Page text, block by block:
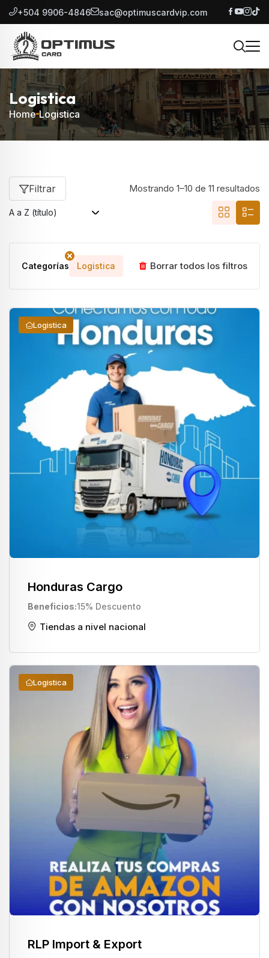
+504 9906-4846 sac@optimuscardvip.com
Logistica
Home Logistica
Filtrar Mostrando 1–10 de 11 resultados
Categorías Logistica Borrar todos los filtros
Honduras Cargo
Beneficios 15% Descuento
Logistica
Tiendas a nivel nacional
RLP Import & Export
Logistica